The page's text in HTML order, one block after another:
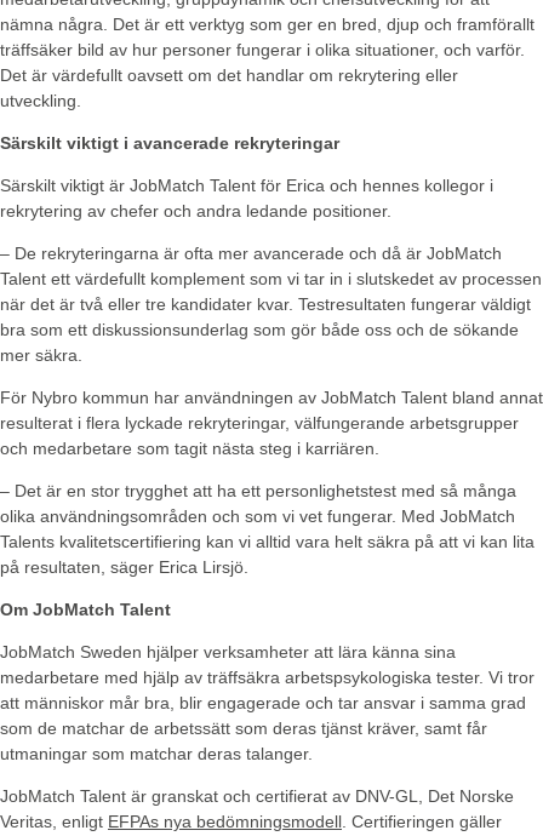
nämna några. Det är ett verktyg som ger en bred, djup och framförallt
träffsäker bild av hur personer fungerar i olika situationer, och varför.
Det är värdefullt oavsett om det handlar om rekrytering eller
utveckling.
Särskilt viktigt i avancerade rekryteringar
Särskilt viktigt är JobMatch Talent för Erica och hennes kollegor i
rekrytering av chefer och andra ledande positioner.
– De rekryteringarna är ofta mer avancerade och då är JobMatch
Talent ett värdefullt komplement som vi tar in i slutskedet av processen
när det är två eller tre kandidater kvar. Testresultaten fungerar väldigt
bra som ett diskussionsunderlag som gör både oss och de sökande
mer säkra.
För Nybro kommun har användningen av JobMatch Talent bland annat
resulterat i flera lyckade rekryteringar, välfungerande arbetsgrupper
och medarbetare som tagit nästa steg i karriären.
– Det är en stor trygghet att ha ett personlighetstest med så många
olika användningsområden och som vi vet fungerar. Med JobMatch
Talents kvalitetscertifiering kan vi alltid vara helt säkra på att vi kan lita
på resultaten, säger Erica Lirsjö.
Om JobMatch Talent
JobMatch Sweden hjälper verksamheter att lära känna sina
medarbetare med hjälp av träffsäkra arbetspsykologiska tester. Vi tror
att människor mår bra, blir engagerade och tar ansvar i samma grad
som de matchar de arbetssätt som deras tjänst kräver, samt får
utmaningar som matchar deras talanger.
JobMatch Talent är granskat och certifierat av DNV-GL, Det Norske
Veritas, enligt EFPAs nya bedömningsmodell . Certifieringen gäller